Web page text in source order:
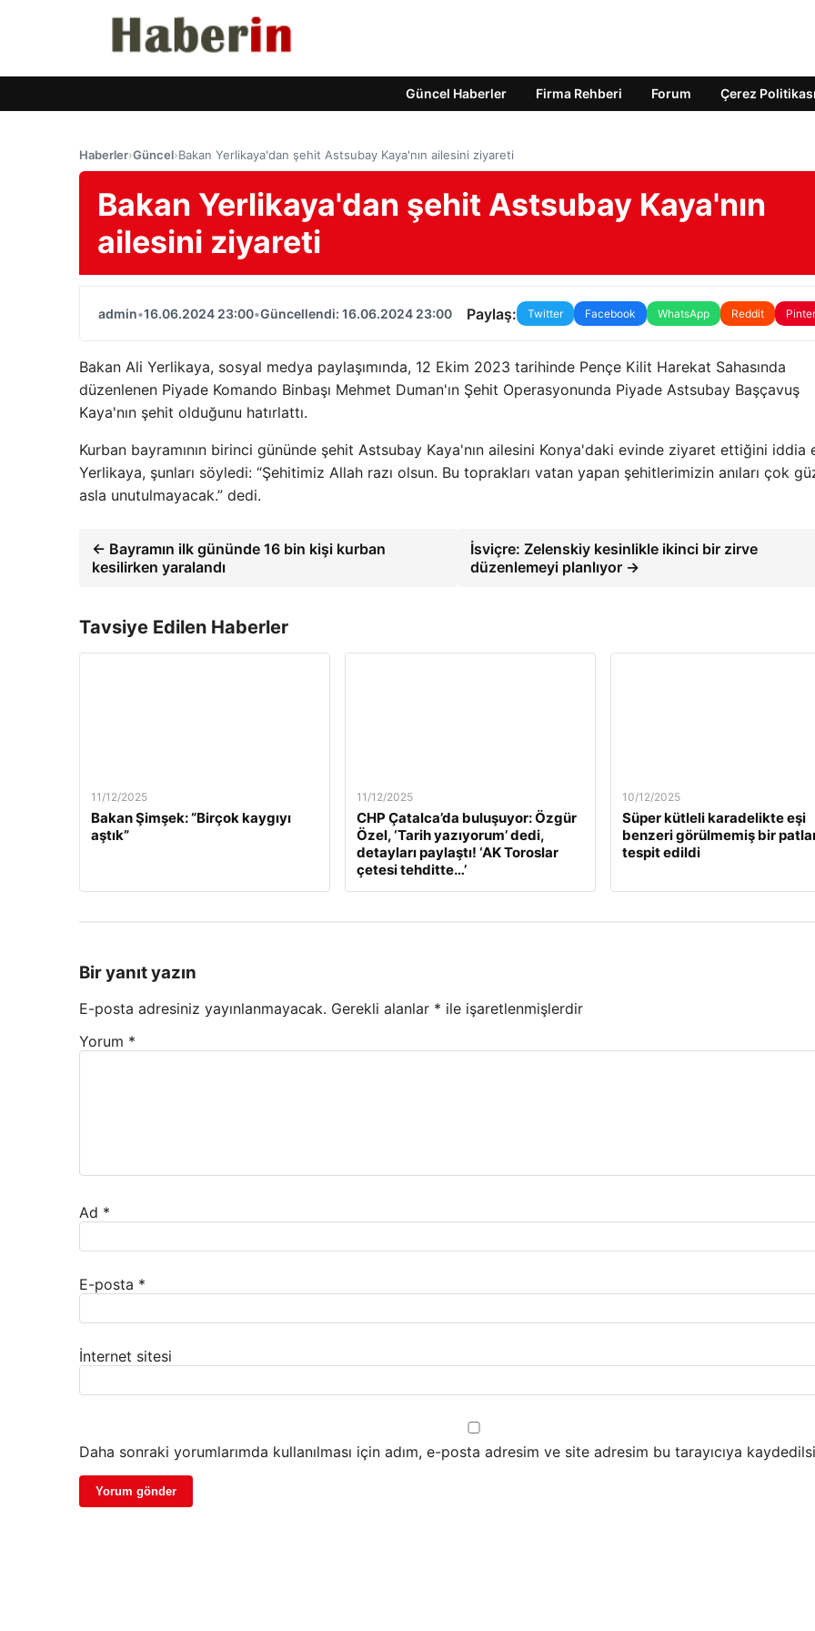
Güncel Haberler Firma Rehberi Forum Çerez Politikası
Haberler›Güncel›Bakan Yerlikaya'dan şehit Astsubay Kaya'nın ailesini ziyareti
Bakan Yerlikaya'dan şehit Astsubay Kaya'nın
ailesini ziyareti
admin•16.06.2024 23:00•Güncellendi: 16.06.2024 23:00 Paylaş: Twitter Facebook WhatsApp Reddit
Bakan Ali Yerlikaya, sosyal medya paylaşımında, 12 Ekim 2023 tarihinde Pençe Kilit Harekat Sahasında
düzenlenen Piyade Komando Binbaşı Mehmet Duman'ın Şehit Operasyonunda Piyade Astsubay Başçavuş
Kaya'nın şehit olduğunu hatırlattı.
Kurban bayramının birinci gününde şehit Astsubay Kaya'nın ailesini Konya'daki evinde ziyaret ettiğini iddia
Yerlikaya, şunları söyledi: “Şehitimiz Allah razı olsun. Bu toprakları vatan yapan şehitlerimizin anıları çok
asla unutulmayacak.” dedi.
← Bayramın ilk gününde 16 bin kişi kurban
kesilirken yaralandı
İsviçre: Zelenskiy kesinlikle ikinci bir zirve
düzenlemeyi planlıyor →
Tavsiye Edilen Haberler
11/12/2025
Bakan Şimşek: “Birçok kaygıyı
aştık”
11/12/2025
CHP Çatalca’da buluşuyor: Özgür
Özel, ‘Tarih yazıyorum’ dedi,
detayları paylaştı! ‘AK Toroslar
çetesi tehditte…’
10/12/2025
Süper kütleli karadelikte eşi
benzeri görülmemiş bir
tespit edildi
Bir yanıt yazın
E-posta adresiniz yayınlanmayacak. Gerekli alanlar * ile işaretlenmişlerdir
Yorum *
Ad *
E-posta *
İnternet sitesi
Daha sonraki yorumlarımda kullanılması için adım, e-posta adresim ve site adresim bu tarayıcıya